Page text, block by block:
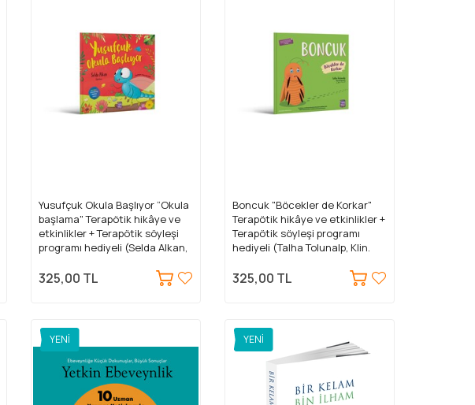
Yusufçuk Okula Başlıyor “Okula
başlama" Terapötik hikâye ve
etkinlikler + Terapötik söyleşi
programı hediyeli (Selda Alkan,
325,00 TL
Boncuk "Böcekler de Korkar"
Terapötik hikâye ve etkinlikler +
Terapötik söyleşi programı
hediyeli (Talha Tolunalp, Klin.
325,00 TL
YENI YENI